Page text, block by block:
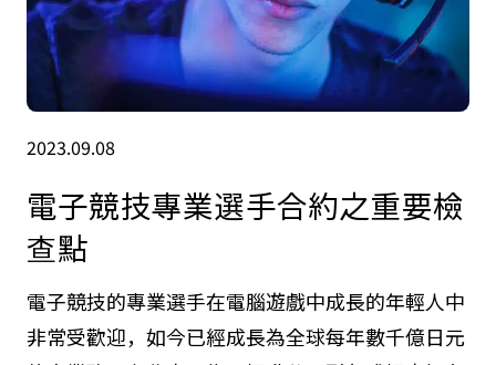
2023.09.08
電子競技專業選手合約之重要檢
查點
電子競技的專業選手在電腦遊戲中成長的年輕人中
非常受歡迎，如今已經成長為全球每年數千億日元